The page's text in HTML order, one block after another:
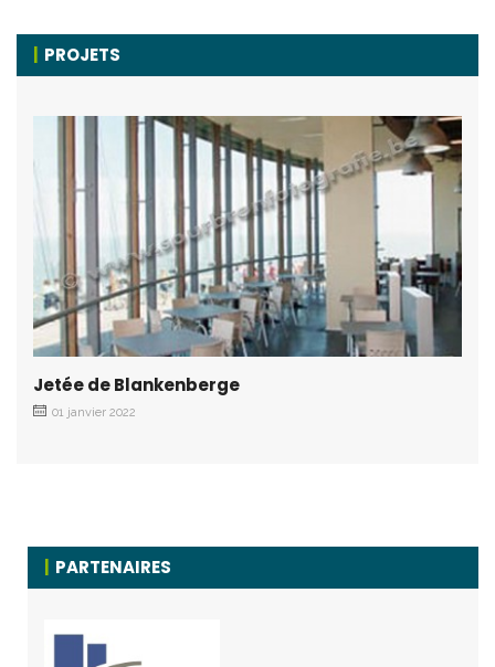
PROJETS
Jetée de Blankenberge
01 janvier 2022
PARTENAIRES